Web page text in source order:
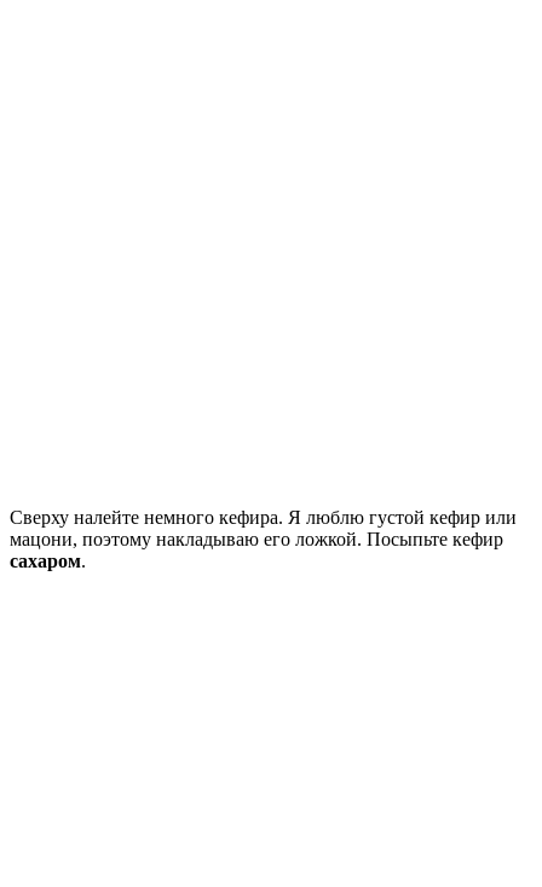
Сверху налейте немного кефира. Я люблю густой кефир или
мацони, поэтому накладываю его ложкой. Посыпьте кефир
сахаром.